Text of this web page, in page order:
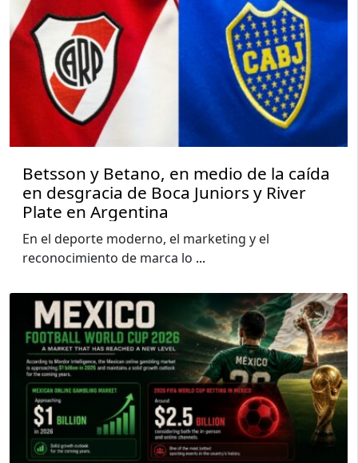
Betsson y Betano, en medio de la caída
en desgracia de Boca Juniors y River
Plate en Argentina
En el deporte moderno, el marketing y el
reconocimiento de marca lo ...